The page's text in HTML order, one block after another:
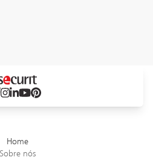
Home
Sobre nós